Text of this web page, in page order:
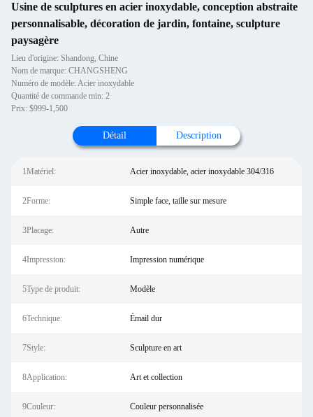
Usine de sculptures en acier inoxydable, conception abstraite
personnalisable, décoration de jardin, fontaine, sculpture
paysagère
Lieu d'origine: Shandong, Chine
Nom de marque: CHANGSHENG
Numéro de modèle: Acier inoxydable
Quantité de commande min: 2
Prix: $999-1,500
Détail Description
1Matériel: Acier inoxydable, acier inoxydable 304/316
2Forme: Simple face, taille sur mesure
3Placage: Autre
4Impression: Impression numérique
5Type de produit: Modèle
6Technique: Émail dur
7Style: Sculpture en art
8Application: Art et collection
9Couleur: Couleur personnalisée